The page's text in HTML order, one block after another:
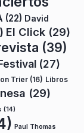
(22) David
El Click (29)
(39)
(27)
Trier (16) Libros
(29)
(14)
Paul Thomas